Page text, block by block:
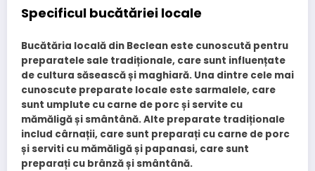
Specificul bucătăriei locale
Bucătăria locală din Beclean este cunoscută pentru
preparatele sale tradiționale, care sunt influențate
de cultura săsească și maghiară. Una dintre cele mai
cunoscute preparate locale estesarmalele, care
sunt umplute cu carne de porc și servite cu
mămăligă și smântână. Alte preparate tradiționale
includ cârnații, care sunt preparați cu carne de porc
și serviti cu mămăligă și papanasi, care sunt
preparați cu brânză și smântână.